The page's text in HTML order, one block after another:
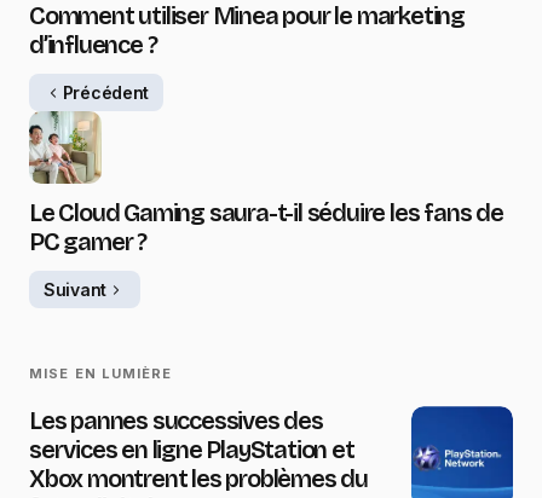
Comment utiliser Minea pour le marketing
d’influence ?
Précédent
Le Cloud Gaming saura-t-il séduire les fans de
PC gamer ?
Suivant
MISE EN LUMIÈRE
Les pannes successives des
services en ligne PlayStation et
Xbox montrent les problèmes du